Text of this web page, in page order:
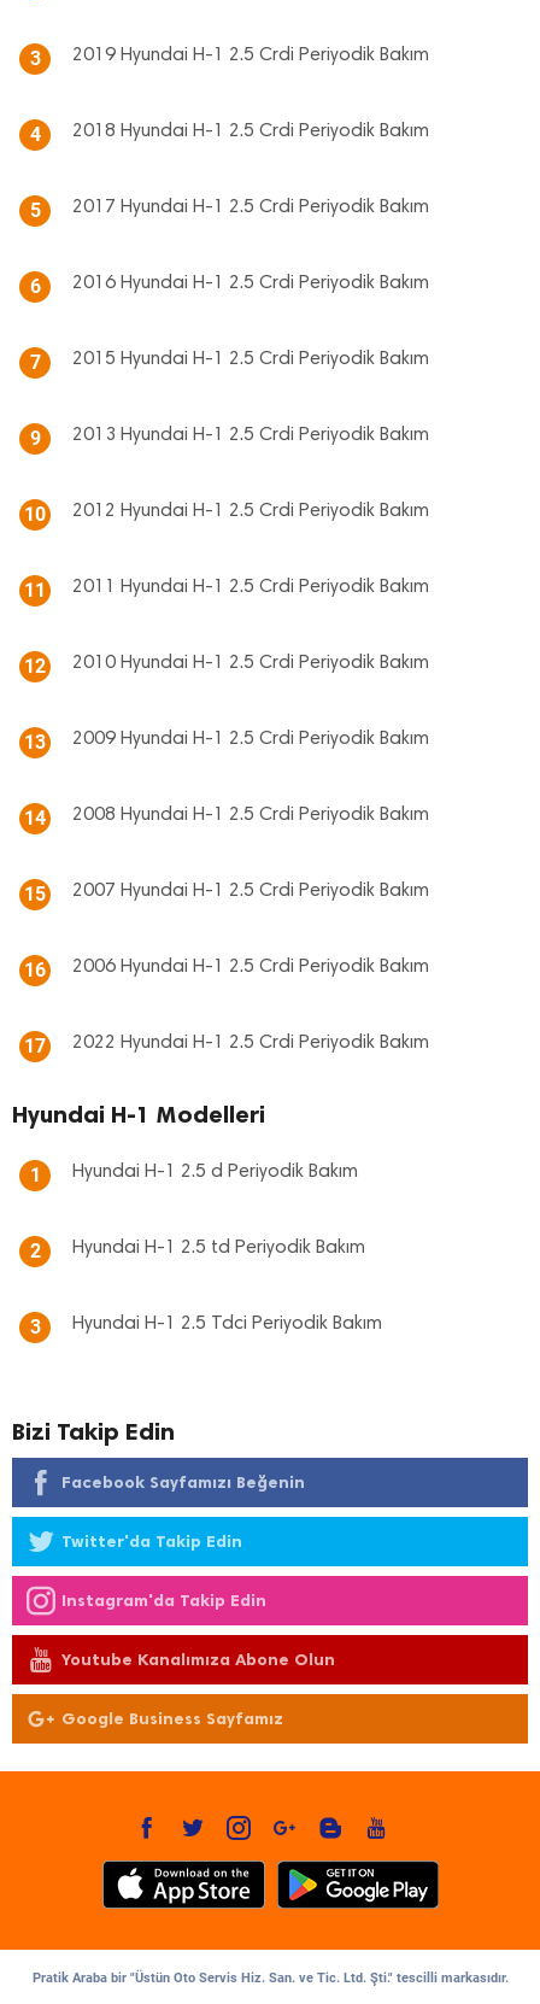
3 2019 Hyundai H-1 2.5 Crdi Periyodik Bakım
4 2018 Hyundai H-1 2.5 Crdi Periyodik Bakım
5 2017 Hyundai H-1 2.5 Crdi Periyodik Bakım
6 2016 Hyundai H-1 2.5 Crdi Periyodik Bakım
7 2015 Hyundai H-1 2.5 Crdi Periyodik Bakım
9 2013 Hyundai H-1 2.5 Crdi Periyodik Bakım
10 2012 Hyundai H-1 2.5 Crdi Periyodik Bakım
11 2011 Hyundai H-1 2.5 Crdi Periyodik Bakım
12 2010 Hyundai H-1 2.5 Crdi Periyodik Bakım
13 2009 Hyundai H-1 2.5 Crdi Periyodik Bakım
14 2008 Hyundai H-1 2.5 Crdi Periyodik Bakım
15 2007 Hyundai H-1 2.5 Crdi Periyodik Bakım
16 2006 Hyundai H-1 2.5 Crdi Periyodik Bakım
17 2022 Hyundai H-1 2.5 Crdi Periyodik Bakım
Hyundai H-1 Modelleri
1 Hyundai H-1 2.5 d Periyodik Bakım
2 Hyundai H-1 2.5 td Periyodik Bakım
3 Hyundai H-1 2.5 Tdci Periyodik Bakım
Bizi Takip Edin
Facebook Sayfamızı Beğenin
Twitter'da Takip Edin
Instagram'da Takip Edin
Youtube Kanalımıza Abone Olun
Google Business Sayfamız
Pratik Araba bir "Üstün Oto Servis Hiz. San. ve Tic. Ltd. Şti." tescilli markasıdır.